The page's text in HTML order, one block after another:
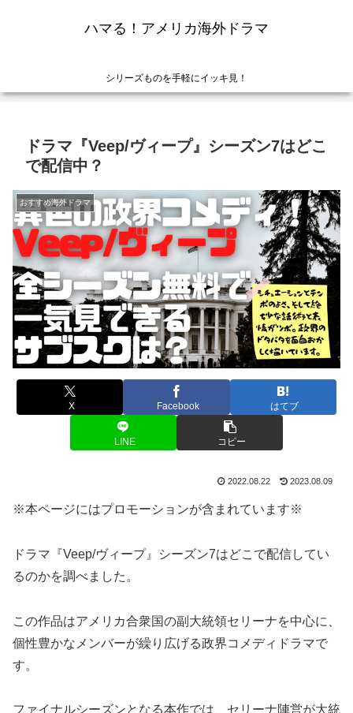
ハマる！アメリカ海外ドラマ
シリーズものを手軽にイッキ見！
ドラマ『Veep/ヴィープ』シーズン7はどこ
で配信中？
おすすめ海外ドラマ
X Facebook はてブ
LINE コピー
2022.08.22 2023.08.09
※本ページにはプロモーションが含まれています※
ドラマ『Veep/ヴィープ』シーズン7はどこで配信してい
るのかを調べました。
この作品はアメリカ合衆国の副大統領セリーナを中心に、
個性豊かなメンバーが繰り広げる政界コメディドラマで
す。
ファイナルシーズンとなる本作では、セリーナ陣営が大統